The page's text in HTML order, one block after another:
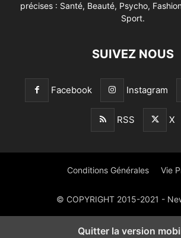
précises : Santé, Beauté, Psycho,
Sport.
SUIVEZ NOUS
Facebook Instagram
RSS X
Conditions Générales Vie
© COPYRIGHT 2015-2021 -
Quitter la version